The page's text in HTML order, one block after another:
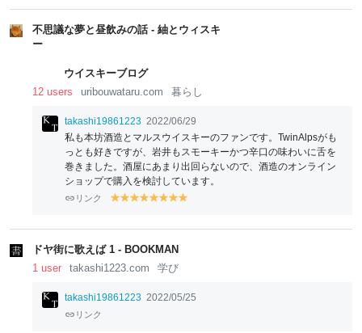
不思議な夢と昼飲みの話 - 紬とウィスキ
ー
ウイスキーブログ
12 users
uribouwataru.com 暮らし
takashi19861223 2022/06/29
私も本坊酒造とマルスウイスキーのファンです。TwinAlpsがも
っとも好きですが、岩井もスモーキーかつ辛口の味わいに舌を
巻きました。酒屋にあまり出回らないので、酒造のオンライン
ショップで購入を検討しています。
リンク
y
lo
w
y
lo
w
y
lo
w
y
lo
w
y
lo
w
y
lo
w
y
lo
w
lo
ドヤ街に歌えば 1 - BOOKMAN
1 user
takashi1223.com 学び
takashi19861223 2022/05/25
リンク